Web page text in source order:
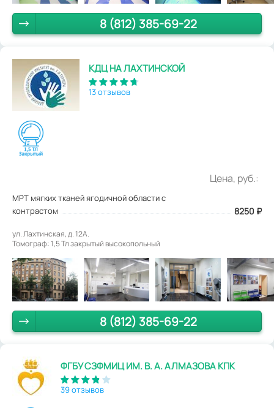
8 (812) 385-69-22
КДЦ НА ЛАХТИНСКОЙ
13 отзывов
Цена, руб.:
МРТ мягких тканей ягодичной области с
контрастом
8250 ₽
ул. Лахтинская, д. 12А.
Томограф: 1,5 Тл закрытый высокопольный
8 (812) 385-69-22
ФГБУ СЗФМИЦ ИМ. В. А. АЛМАЗОВА КПК
39 отзывов